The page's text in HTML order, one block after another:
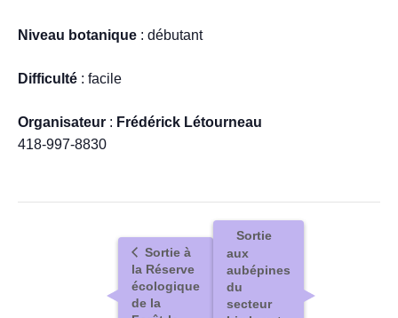
Niveau botanique : débutant
Difficulté : facile
Organisateur : Frédérick Létourneau
418-997-8830
Sortie à
la Réserve
écologique
de la
Sortie
aux
aubépines
du
secteur